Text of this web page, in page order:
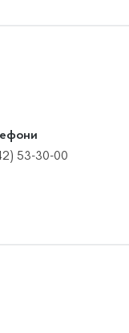
53-30-00